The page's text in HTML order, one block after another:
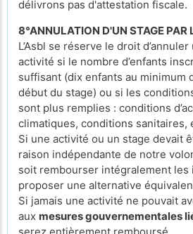
délivrons pas d'attestation fiscale.
8°ANNULATION D'UN STAGE PAR
L’Asbl se réserve le droit
activité si le nombre d’enfants
suffisant (dix enfants au minimum
début du stage) ou si les
sont plus remplies : conditions
climatiques, conditions sanitaires,
Si une activité ou un stage devait
raison indépendante de notre
soit rembourser intégralement les
proposer une alternative
Si jamais une activité ne pouvait
aux mesures gouvernementales